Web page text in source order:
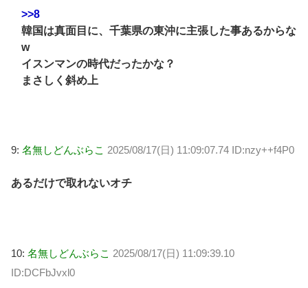
>>8
韓国は真面目に、千葉県の東沖に主張した事あるからな
w
イスンマンの時代だったかな？
まさしく斜め上
9: 名無しどんぶらこ 2025/08/17(日) 11:09:07.74 ID:nzy++f4P0
あるだけで取れないオチ
10: 名無しどんぶらこ 2025/08/17(日) 11:09:39.10
ID:DCFbJvxl0